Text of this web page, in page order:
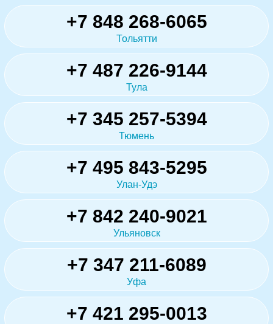
+7 848 268-6065
Тольятти
+7 487 226-9144
Тула
+7 345 257-5394
Тюмень
+7 495 843-5295
Улан-Удэ
+7 842 240-9021
Ульяновск
+7 347 211-6089
Уфа
+7 421 295-0013